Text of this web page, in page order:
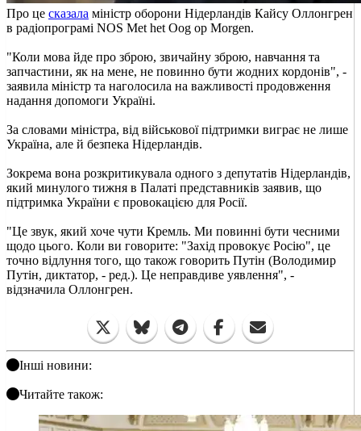
Про це сказала міністр оборони Нідерландів Кайсу Оллонгрен
в радіопрограмі NOS Met het Oog op Morgen.
"Коли мова йде про зброю, звичайну зброю, навчання та
запчастини, як на мене, не повинно бути жодних кордонів", -
заявила міністр та наголосила на важливості продовження
надання допомоги Україні.
За словами міністра, від військової підтримки виграє не лише
Україна, але й безпека Нідерландів.
Зокрема вона розкритикувала одного з депутатів Нідерландів,
який минулого тижня в Палаті представників заявив, що
підтримка України є провокацією для Росії.
"Це звук, який хоче чути Кремль. Ми повинні бути чесними
щодо цього. Коли ви говорите: "Захід провокує Росію", це
точно відлуння того, що також говорить Путін (Володимир
Путін, диктатор, - ред.). Це неправдиве уявлення", -
відзначила Оллонгрен.
Інші новини:
Читайте також: